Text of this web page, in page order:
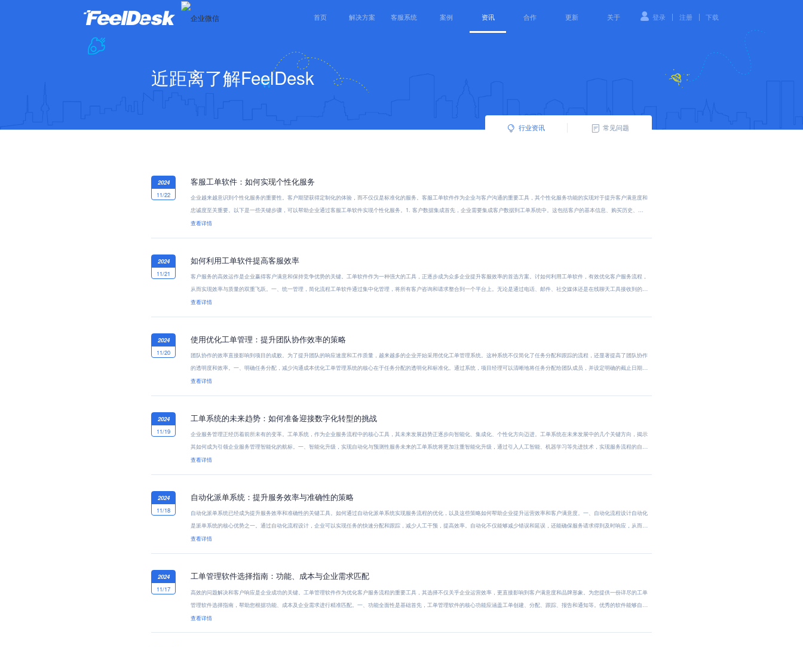
首页 解决方案 客服系统 案例 资讯 合作 更新 关于 登录 | 注册 | 下载
近距离了解FeelDesk
行业资讯 常见问题
2024
11/22
客服工单软件：如何实现个性化服务
企业越来越意识到个性化服务的重要性。客户期望获得定制化的体验，而不仅仅是标准化的服务。客服工单软件作为企业与客户沟通的重要工具，其个性化服务功能的实现对于提升客户满意度和
忠诚度至关重要。以下是一些关键步骤，可以帮助企业通过客服工单软件实现个性化服务。1. 客户数据集成首先，企业需要集成客户数据到工单系统中。这包括客户的基本信息、购买历史、...
查看详情
2024
11/21
如何利用工单软件提高客服效率
客户服务的高效运作是企业赢得客户满意和保持竞争优势的关键。工单软件作为一种强大的工具，正逐步成为众多企业提升客服效率的首选方案。讨如何利用工单软件，有效优化客户服务流程，
从而实现效率与质量的双重飞跃。一、统一管理，简化流程工单软件通过集中化管理，将所有客户咨询和请求整合到一个平台上。无论是通过电话、邮件、社交媒体还是在线聊天工具接收到的
信...
查看详情
2024
11/20
使用优化工单管理：提升团队协作效率的策略
团队协作的效率直接影响到项目的成败。为了提升团队的响应速度和工作质量，越来越多的企业开始采用优化工单管理系统。这种系统不仅简化了任务分配和跟踪的流程，还显著提高了团队协作
的透明度和效率。一、明确任务分配，减少沟通成本优化工单管理系统的核心在于任务分配的透明化和标准化。通过系统，项目经理可以清晰地将任务分配给团队成员，并设定明确的截止日期
和...
查看详情
2024
11/19
工单系统的未来趋势：如何准备迎接数字化转型的挑战
企业服务管理正经历着前所未有的变革。工单系统，作为企业服务流程中的核心工具，其未来发展趋势正逐步向智能化、集成化、个性化方向迈进。工单系统在未来发展中的几个关键方向，揭示
其如何成为引领企业服务管理智能化的航标。一、智能化升级，实现自动化与预测性服务未来的工单系统将更加注重智能化升级，通过引入人工智能、机器学习等先进技术，实现服务流程的自
动...
查看详情
2024
11/18
自动化派单系统：提升服务效率与准确性的策略
自动化派单系统已经成为提升服务效率和准确性的关键工具。如何通过自动化派单系统实现服务流程的优化，以及这些策略如何帮助企业提升运营效率和客户满意度。一、自动化流程设计自动化
是派单系统的核心优势之一。通过自动化流程设计，企业可以实现任务的快速分配和跟踪，减少人工干预，提高效率。自动化不仅能够减少错误和延误，还能确保服务请求得到及时响应，从而
提...
查看详情
2024
11/17
工单管理软件选择指南：功能、成本与企业需求匹配
高效的问题解决和客户响应是企业成功的关键。工单管理软件作为优化客户服务流程的重要工具，其选择不仅关乎企业运营效率，更直接影响到客户满意度和品牌形象。为您提供一份详尽的工单
管理软件选择指南，帮助您根据功能、成本及企业需求进行精准匹配。一、功能全面性是基础首先，工单管理软件的核心功能应涵盖工单创建、分配、跟踪、报告和通知等。优秀的软件能够自
动...
查看详情